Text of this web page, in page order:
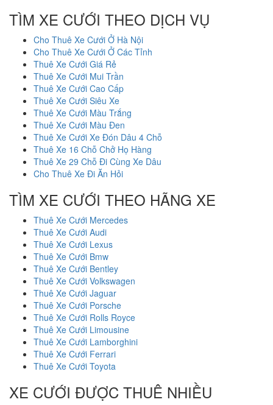
TÌM XE CƯỚI THEO DỊCH VỤ
Cho Thuê Xe Cưới Ở Hà Nội
Cho Thuê Xe Cưới Ở Các Tỉnh
Thuê Xe Cưới Giá Rẻ
Thuê Xe Cưới Mui Trần
Thuê Xe Cưới Cao Cấp
Thuê Xe Cưới Siêu Xe
Thuê Xe Cưới Màu Trắng
Thuê Xe Cưới Màu Đen
Thuê Xe Cưới Xe Đón Dâu 4 Chỗ
Thuê Xe 16 Chỗ Chở Họ Hàng
Thuê Xe 29 Chỗ Đi Cùng Xe Dâu
Cho Thuê Xe Đi Ăn Hỏi
TÌM XE CƯỚI THEO HÃNG XE
Thuê Xe Cưới Mercedes
Thuê Xe Cưới Audi
Thuê Xe Cưới Lexus
Thuê Xe Cưới Bmw
Thuê Xe Cưới Bentley
Thuê Xe Cưới Volkswagen
Thuê Xe Cưới Jaguar
Thuê Xe Cưới Porsche
Thuê Xe Cưới Rolls Royce
Thuê Xe Cưới Limousine
Thuê Xe Cưới Lamborghini
Thuê Xe Cưới Ferrari
Thuê Xe Cưới Toyota
XE CƯỚI ĐƯỢC THUÊ NHIỀU